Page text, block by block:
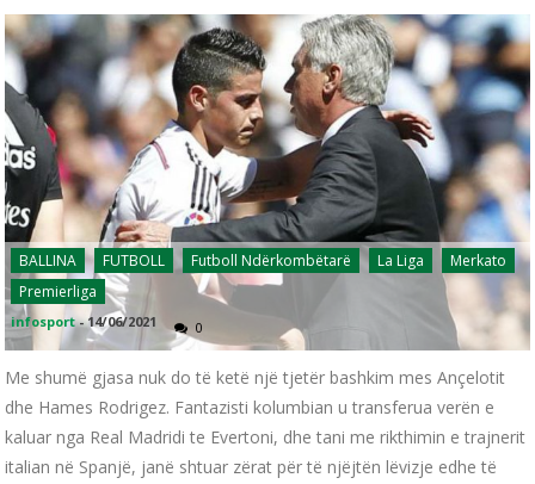
BALLINA FUTBOLL Futboll Ndërkombëtarë La Liga
Merkato
Premierliga
infosport -14/06/2021 0
Me shumë gjasa nuk do të ketë një tjetër bashkim mes Ançelotit
dhe Hames Rodrigez. Fantazisti kolumbian u transferua verën e
kaluar nga Real Madridi te Evertoni, dhe tani me rikthimin e trajnerit
italian në Spanjë, janë shtuar zërat për të njëjtën lëvizje edhe të